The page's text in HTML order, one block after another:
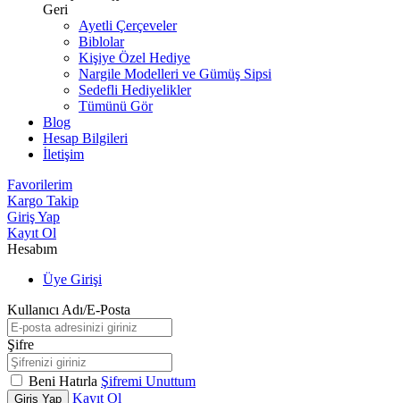
Geri
Ayetli Çerçeveler
Biblolar
Kişiye Özel Hediye
Nargile Modelleri ve Gümüş Sipsi
Sedefli Hediyelikler
Tümünü Gör
Blog
Hesap Bilgileri
İletişim
Favorilerim
Kargo Takip
Giriş Yap
Kayıt Ol
Hesabım
Üye Girişi
Kullanıcı Adı/E-Posta
Şifre
Beni Hatırla Şifremi Unuttum
Giriş Yap Kayıt Ol